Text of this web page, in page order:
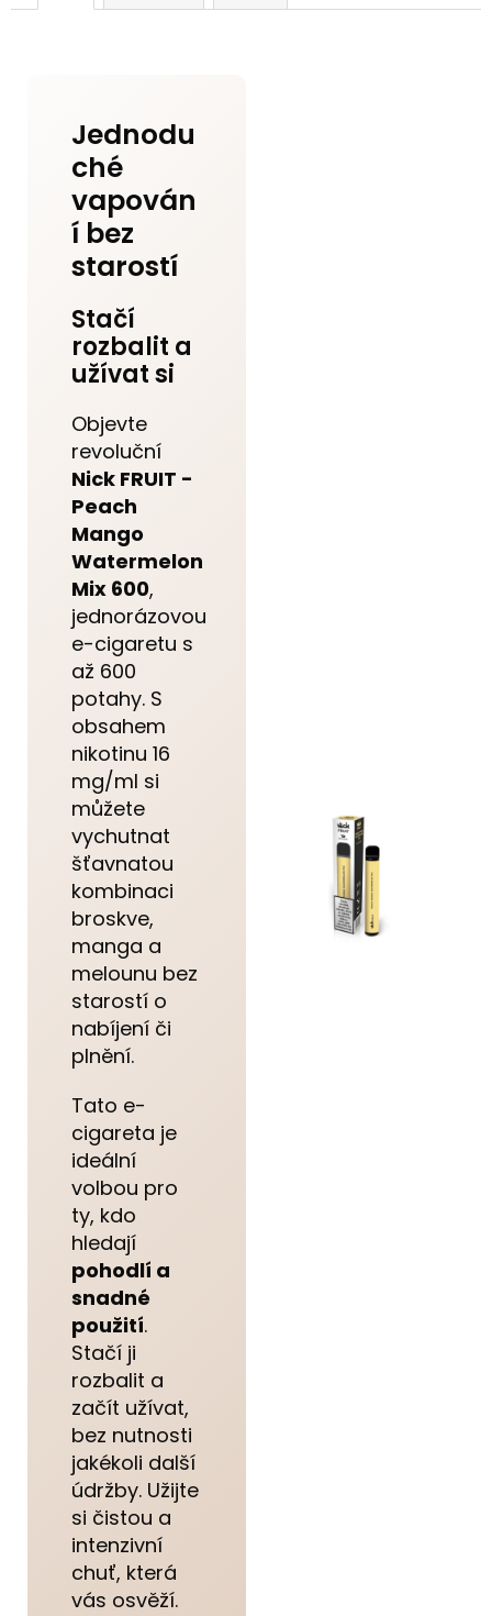
Jednodu
ché
vapován
í bez
starostí
Stačí
rozbalit a
užívat si
Objevte
revoluční
Nick FRUIT -
Peach
Mango
Watermelon
Mix 600,
jednorázovou
e-cigaretu s
až 600
potahy. S
obsahem
nikotinu 16
mg/ml si
můžete
vychutnat
šťavnatou
kombinaci
broskve,
manga a
melounu bez
starostí o
nabíjení či
plnění.
Tato e-
cigareta je
ideální
volbou pro
ty, kdo
hledají
pohodlí a
snadné
použití.
Stačí ji
rozbalit a
začít užívat,
bez nutnosti
jakékoli další
údržby. Užijte
si čistou a
intenzivní
chuť, která
vás osvěží.